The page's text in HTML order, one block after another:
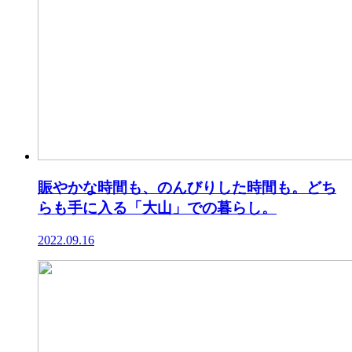
賑やかな時間も、のんびりした時間も。どち
らも手に入る「大山」での暮らし。
2022.09.16